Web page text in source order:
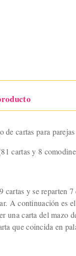
cartas para
cartas y 8
y se reparten
A continuación es
una carta del mazo
que coincida en